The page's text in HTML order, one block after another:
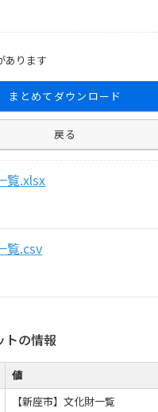
あります
まとめてダウンロード
戻る
覧.xlsx
覧.csv
トの情報
値
【新座市】文化財一覧